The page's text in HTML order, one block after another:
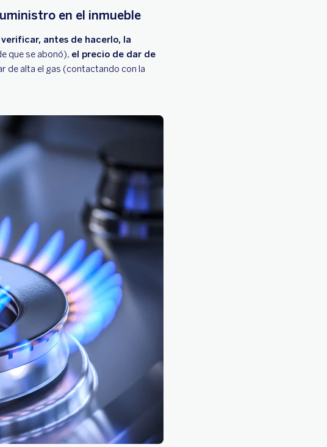
en el inmueble
antes de hacerlo, la
que se abonó), el precio de dar de
de alta el gas (contactando con la